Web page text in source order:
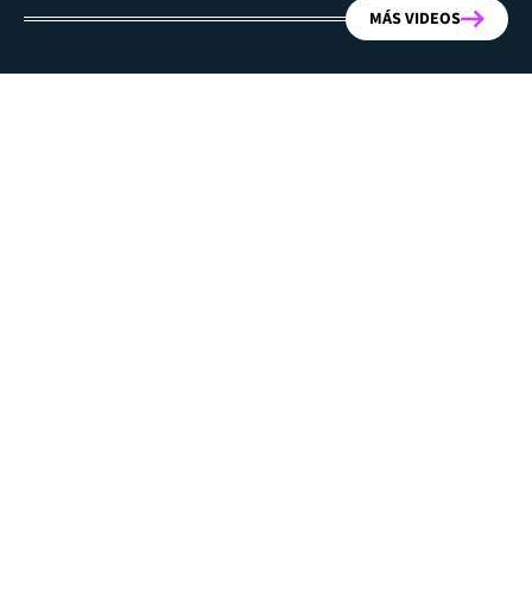
MÁS VIDEOS